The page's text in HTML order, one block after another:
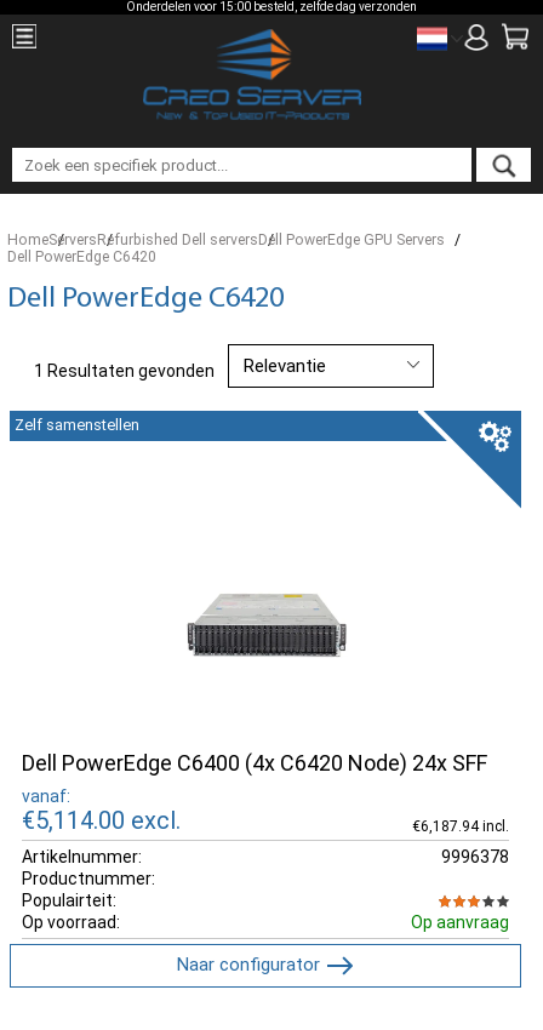
Onderdelen voor 15:00 besteld, zelfde dag verzonden
HomeServersRefurbished Dell serversDell PowerEdge GPU Servers
Dell PowerEdge C6420
Dell PowerEdge C6420
1 Resultaten gevonden
Dell PowerEdge С6400 (4x C6420 Node) 24x SFF
vanaf:
€5,114.00 excl. €6,187.94 incl.
Artikelnummer:
9996378
Productnummer:
Populairteit:
Op voorraad:
Op aanvraag
Zelf samenstellen
Naar configurator